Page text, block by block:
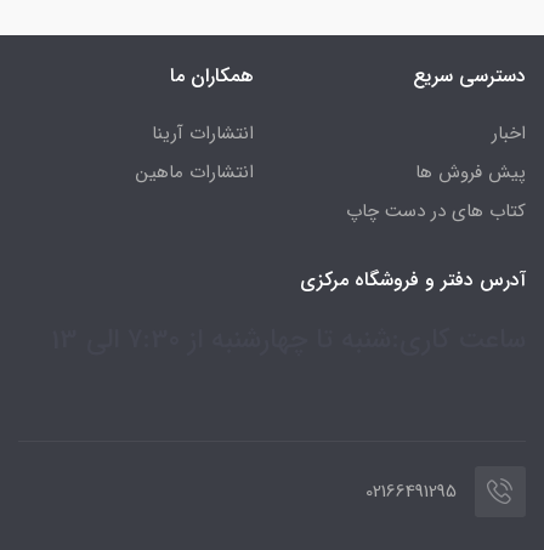
دسترسی سریع
اخبار
پیش فروش ها
کتاب های در دست چاپ
همکاران ما
انتشارات آرینا
انتشارات ماهین
آدرس دفتر و فروشگاه مرکزی
02166491295